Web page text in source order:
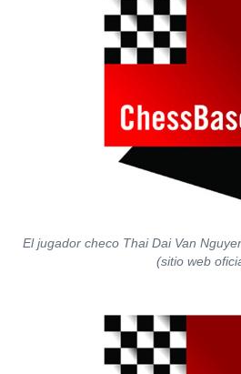
El jugador checo Thai Dai Van
(sitio web